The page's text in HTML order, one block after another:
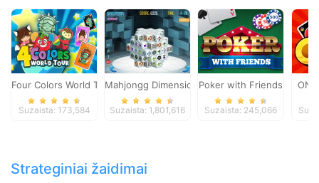
Four Colors World Tour
Suzaista: 173,584
Mahjongg Dimensions
Suzaista: 1,801,616
Poker with Friends
Suzaista: 245,066
Strateginiai žaidimai